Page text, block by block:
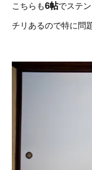
こちらも6帖でステ
チリあるので特に問